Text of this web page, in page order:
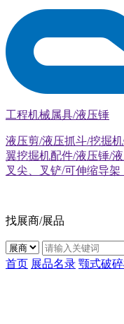
工程机械属具/液压锤
液压剪/液压抓斗/挖掘
翼挖掘机配件/液压锤/
叉尖、叉铲/可伸缩导架
找展商/展品
首页 展品名录 颚式破